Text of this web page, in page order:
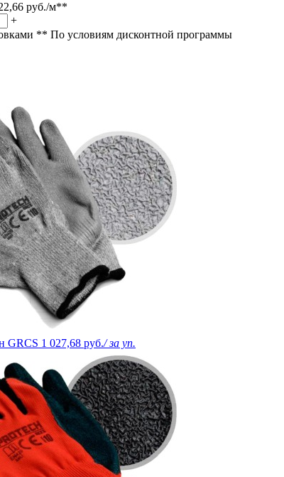
руб./м**
+
** По условиям дисконтной программы
GRCS 1 027,68 руб./ за уп.